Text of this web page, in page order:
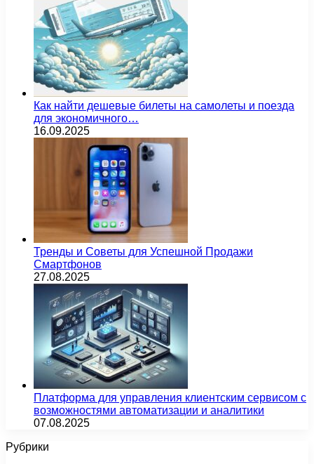
Как найти дешевые билеты на самолеты и поезда
для экономичного…
16.09.2025
Тренды и Советы для Успешной Продажи
Смартфонов
27.08.2025
Платформа для управления клиентским сервисом с
возможностями автоматизации и аналитики
07.08.2025
Рубрики